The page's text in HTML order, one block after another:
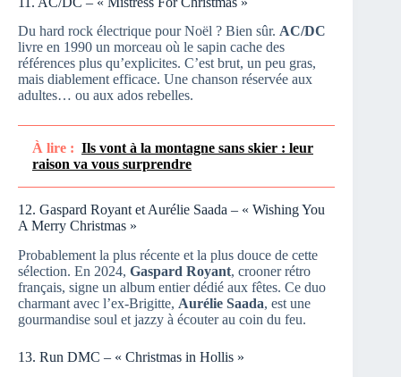
Du hard rock électrique pour Noël ? Bien sûr. AC/DC
livre en 1990 un morceau où le sapin cache des
références plus qu’explicites. C’est brut, un peu gras,
mais diablement efficace. Une chanson réservée aux
adultes… ou aux ados rebelles.
À lire : Ils vont à la montagne sans skier : leur
raison va vous surprendre
12. Gaspard Royant et Aurélie Saada – « Wishing You
A Merry Christmas »
Probablement la plus récente et la plus douce de cette
sélection. En 2024, Gaspard Royant, crooner rétro
français, signe un album entier dédié aux fêtes. Ce duo
charmant avec l’ex-Brigitte, Aurélie Saada, est une
gourmandise soul et jazzy à écouter au coin du feu.
13. Run DMC – « Christmas in Hollis »